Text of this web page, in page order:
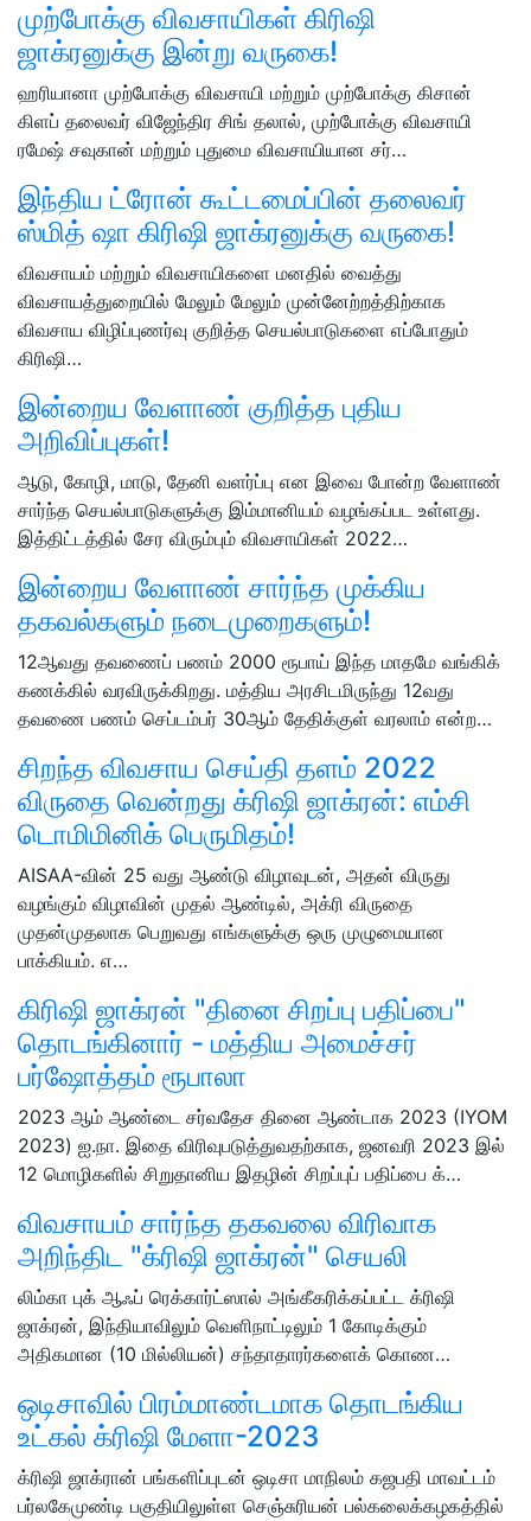
முற்போக்கு விவசாயிகள் கிரிஷி
ஜாக்ரனுக்கு இன்று வருகை!
ஹரியானா முற்போக்கு விவசாயி மற்றும் முற்போக்கு கிசான்
கிளப் தலைவர் விஜேந்திர சிங் தலால், முற்போக்கு விவசாயி
ரமேஷ் சவுகான் மற்றும் புதுமை விவசாயியான சர்…
இந்திய ட்ரோன் கூட்டமைப்பின் தலைவர்
ஸ்மித் ஷா கிரிஷி ஜாக்ரனுக்கு வருகை!
விவசாயம் மற்றும் விவசாயிகளை மனதில் வைத்து
விவசாயத்துறையில் மேலும் மேலும் முன்னேற்றத்திற்காக
விவசாய விழிப்புணர்வு குறித்த செயல்பாடுகளை எப்போதும்
கிரிஷி…
இன்றைய வேளாண் குறித்த புதிய
அறிவிப்புகள்!
ஆடு, கோழி, மாடு, தேனி வளர்ப்பு என இவை போன்ற வேளாண்
சார்ந்த செயல்பாடுகளுக்கு இம்மானியம் வழங்கப்பட உள்ளது.
இத்திட்டத்தில் சேர விரும்பும் விவசாயிகள் 2022…
இன்றைய வேளாண் சார்ந்த முக்கிய
தகவல்களும் நடைமுறைகளும்!
12ஆவது தவணைப் பணம் 2000 ரூபாய் இந்த மாதமே வங்கிக்
கணக்கில் வரவிருக்கிறது. மத்திய அரசிடமிருந்து 12வது
தவணை பணம் செப்டம்பர் 30ஆம் தேதிக்குள் வரலாம் என்ற…
சிறந்த விவசாய செய்தி தளம் 2022
விருதை வென்றது க்ரிஷி ஜாக்ரன்: எம்சி
டொமிமினிக் பெருமிதம்!
AISAA-வின் 25 வது ஆண்டு விழாவுடன், அதன் விருது
வழங்கும் விழாவின் முதல் ஆண்டில், அக்ரி விருதை
முதன்முதலாக பெறுவது எங்களுக்கு ஒரு முழுமையான
பாக்கியம். எ…
கிரிஷி ஜாக்ரன் "தினை சிறப்பு பதிப்பை"
தொடங்கினார் - மத்திய அமைச்சர்
பர்ஷோத்தம் ரூபாலா
2023 ஆம் ஆண்டை சர்வதேச தினை ஆண்டாக 2023 (IYOM
2023) ஐ.நா. இதை விரிவுபடுத்துவதற்காக, ஜனவரி 2023 இல்
12 மொழிகளில் சிறுதானிய இதழின் சிறப்புப் பதிப்பை க்…
விவசாயம் சார்ந்த தகவலை விரிவாக
அறிந்திட "க்ரிஷி ஜாக்ரன்" செயலி
லிம்கா புக் ஆஃப் ரெக்கார்ட்ஸால் அங்கீகரிக்கப்பட்ட க்ரிஷி
ஜாக்ரன், இந்தியாவிலும் வெளிநாட்டிலும் 1 கோடிக்கும்
அதிகமான (10 மில்லியன்) சந்தாதாரர்களைக் கொண…
ஒடிசாவில் பிரம்மாண்டமாக தொடங்கிய
உட்கல் க்ரிஷி மேளா-2023
க்ரிஷி ஜாக்ரான் பங்களிப்புடன் ஒடிசா மாநிலம் கஜபதி மாவட்டம்
பர்லகேமுண்டி பகுதியிலுள்ள செஞ்சுரியன் பல்கலைக்கழகத்தில்